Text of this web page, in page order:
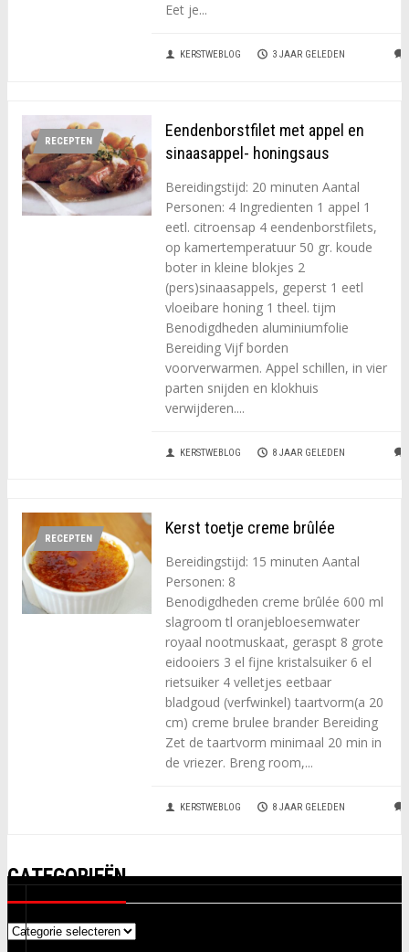
Eet je...
KERSTWEBLOG 3 JAAR GELEDEN
RECEPTEN
Eendenborstfilet met appel en
sinaasappel- honingsaus
Bereidingstijd: 20 minuten Aantal
Personen: 4 Ingredienten 1 appel 1
eetl. citroensap 4 eendenborstfilets,
op kamertemperatuur 50 gr. koude
boter in kleine blokjes 2
(pers)sinaasappels, geperst 1 eetl
vloeibare honing 1 theel. tijm
Benodigdheden aluminiumfolie
Bereiding Vijf borden
voorverwarmen. Appel schillen, in vier
parten snijden en klokhuis
verwijderen....
KERSTWEBLOG 8 JAAR GELEDEN
RECEPTEN
Kerst toetje creme brûlée
Bereidingstijd: 15 minuten Aantal
Personen: 8
Benodigdheden creme brûlée 600 ml
slagroom tl oranjebloesemwater
royaal nootmuskaat, geraspt 8 grote
eidooiers 3 el fijne kristalsuiker 6 el
rietsuiker 4 velletjes eetbaar
bladgoud (verfwinkel) taartvorm(a 20
cm) creme brulee brander Bereiding
Zet de taartvorm minimaal 20 min in
de vriezer. Breng room,...
KERSTWEBLOG 8 JAAR GELEDEN
CATEGORIEËN
Categorieën